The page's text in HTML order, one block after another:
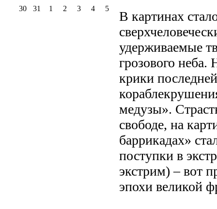
В картинах
удерживаемые
грозового
крики
медузы».
свободе, на
баррикадах»
поступки в
экстрим) – вот
эпохи великой
30
31 1 2 3 4 5